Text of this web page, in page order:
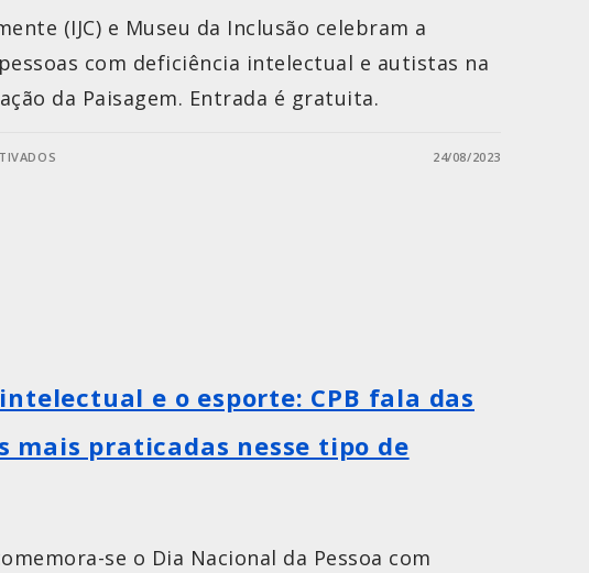
(IJC) e Museu da Inclusão celebram a
com deficiência intelectual e autistas na
da Paisagem. Entrada é gratuita.
24/08/2023
e o esporte: CPB fala das
mais praticadas nesse tipo de
se o Dia Nacional da Pessoa com